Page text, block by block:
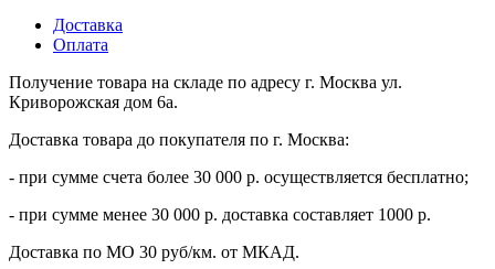
Доставка
Оплата
Получение товара на складе по адресу г. Москва ул.
Криворожская дом 6а.
Доставка товара до покупателя по г. Москва:
- при сумме счета более 30 000 р. осуществляется бесплатно;
- при сумме менее 30 000 р. доставка составляет 1000 р.
Доставка по МО 30 руб/км. от МКАД.